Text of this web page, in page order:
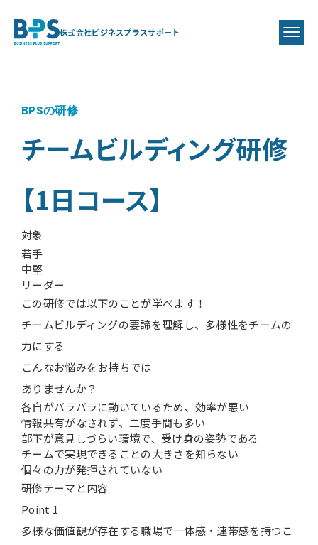
株式会社ビジネスプラスサポート
BPSの研修
チームビルディング研修
【1日コース】
対象
若手
中堅
リーダー
この研修では以下のことが学べます！
チームビルディングの要諦を理解し、多様性をチームの
力にする
こんなお悩みをお持ちでは
ありませんか？
各自がバラバラに動いているため、効率が悪い
情報共有がなされず、二度手間も多い
部下が意見しづらい環境で、受け身の姿勢である
チームで実現できることの大きさを知らない
個々の力が発揮されていない
研修テーマと内容
Point 1
多様な価値観が存在する職場で一体感・連帯感を持つこ